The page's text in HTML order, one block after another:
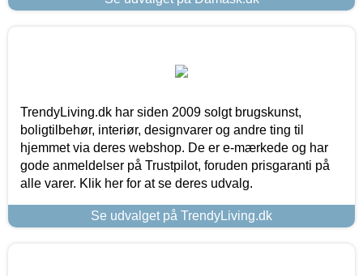
TrendyLiving.dk har siden 2009 solgt brugskunst,
boligtilbehør, interiør, designvarer og andre ting til
hjemmet via deres webshop. De er e-mærkede og har
gode anmeldelser på Trustpilot, foruden prisgaranti på
alle varer. Klik her for at se deres udvalg.
Se udvalget på TrendyLiving.dk